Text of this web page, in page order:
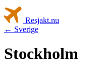
Resjakt.nu
← Sverige
Stockholm